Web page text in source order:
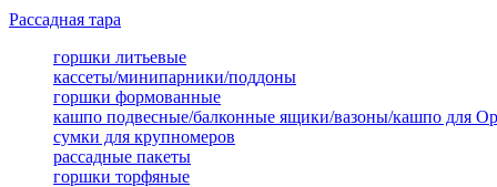
Рассадная тара
горшки литьевые
кассеты/минипарники/поддоны
горшки формованные
кашпо подвесные/балконные ящики/вазоны/кашпо для
сумки для крупномеров
рассадные пакеты
горшки торфяные